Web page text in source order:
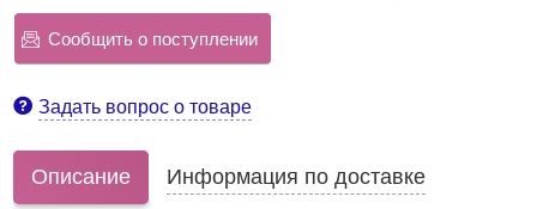
Сообщить о поступлении
Задать вопрос о товаре
Описание Информация по доставке